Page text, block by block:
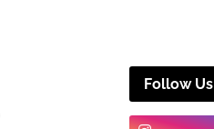
Follow Us